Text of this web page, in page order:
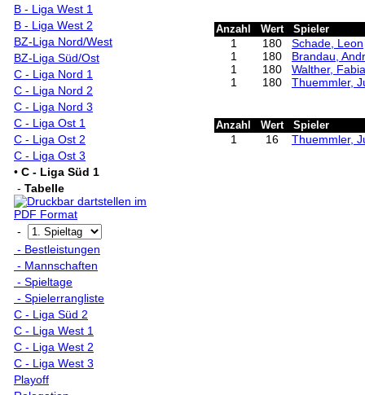
B - Liga West 1
B - Liga West 2
BZ-Liga Nord/West
BZ-Liga Süd/Ost
C - Liga Nord 1
C - Liga Nord 2
C - Liga Nord 3
C - Liga Ost 1
C - Liga Ost 2
C - Liga Ost 3
• C - Liga Süd 1
- Tabelle
-
- Bestleistungen
- Mannschaften
- Spieltage
- Spielerrangliste
C - Liga Süd 2
C - Liga West 1
C - Liga West 2
C - Liga West 3
Playoff
Anzahl Wert Spieler
1 180
Schade, Leon
1
180
Brandau,
1
180
Walther,
1
180 Thuemmler,
Anzahl Wert Spieler
1 16 Thuemmler,